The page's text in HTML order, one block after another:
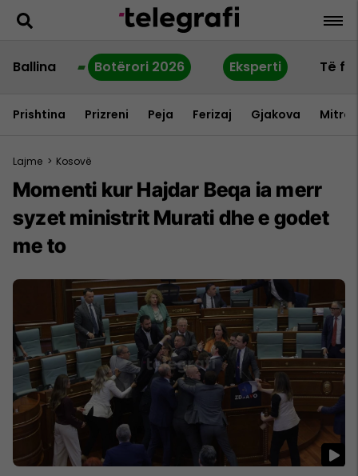
Ballina Botërori 2026 Eksperti Të
Prishtina Prizreni Peja Ferizaj Gjakova
Lajme > Kosovë
Momenti kur Hajdar Beqa ia merr
syzet ministrit Murati dhe e godet
me to